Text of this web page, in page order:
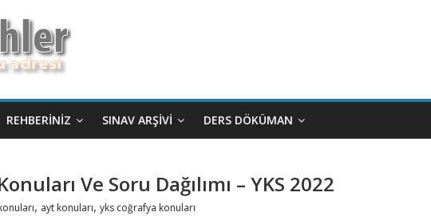
REHBERINIZ SINAV ARŞIVI DERS DÖKÜMAN
Ve Soru Dağılımı – YKS 2022
, ayt konuları, yks coğrafya konuları